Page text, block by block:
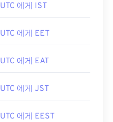
UTC 에게 IST
UTC 에게 EET
UTC 에게 EAT
UTC 에게 JST
UTC 에게 EEST